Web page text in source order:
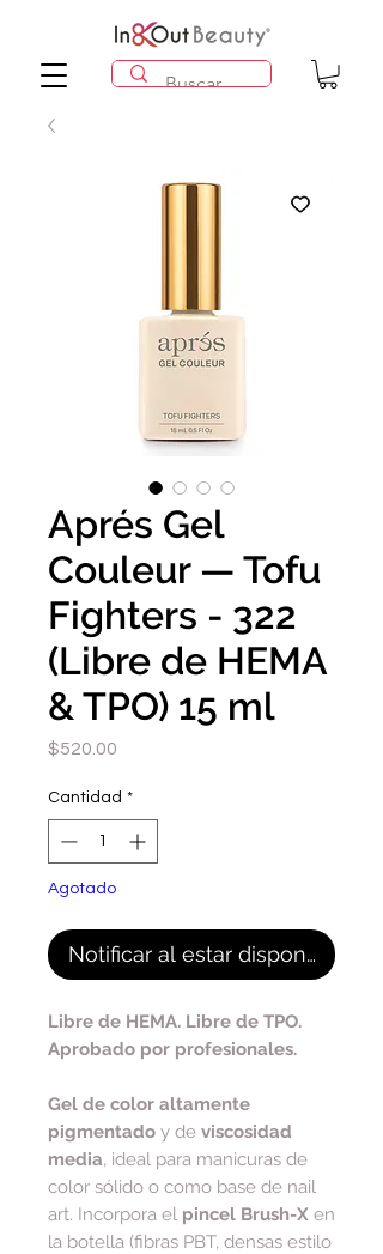
Aprés Gel
Couleur — Tofu
Fighters - 322
(Libre de HEMA
& TPO) 15 ml
$520.00
Cantidad *
Agotado
Notificar al estar disponible
Libre de HEMA. Libre de TPO.
Aprobado por profesionales.
Gel de color altamente
pigmentado y de viscosidad
media, ideal para manicuras de
color sólido o como base de nail
art. Incorpora el pincel Brush-X en
la botella (fibras PBT, densas estilo